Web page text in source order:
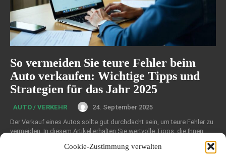
Cookie-Zustimmung verwalten
So vermeiden Sie teure Fehler beim
Auto verkaufen: Wichtige Tipps und
Strategien für das Jahr 2025
AUTO / VERKEHR
24. September 2025
Der Verkauf eines Autos sollte gut durchdacht sein, um teure Fehler zu
vermeiden. In diesem Artikel erhalten Sie wertvolle Tipps, die Ihnen
gleichzeitig den besten Preis zu erzielen. Informieren Sie sich über die